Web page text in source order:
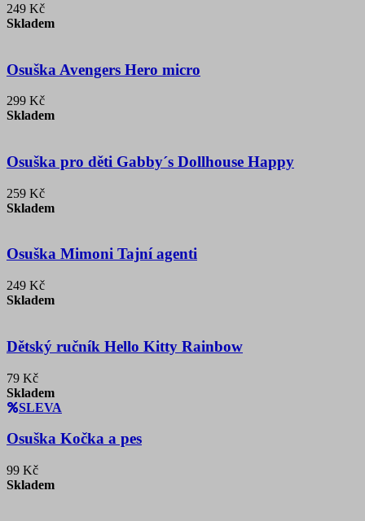
249 Kč
Skladem
Osuška Avengers Hero micro
299 Kč
Skladem
Osuška pro děti Gabby´s Dollhouse Happy
259 Kč
Skladem
Osuška Mimoni Tajní agenti
249 Kč
Skladem
Dětský ručník Hello Kitty Rainbow
79 Kč
Skladem
SLEVA
Osuška Kočka a pes
99 Kč
Skladem